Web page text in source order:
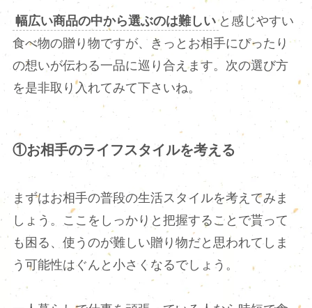
幅広い商品の中から選ぶのは難しい と感じやすい
食べ物の贈り物ですが、きっとお相手にぴったり
の想いが伝わる一品に巡り合えます。次の選び方
を是非取り入れてみて下さいね。
①お相手のライフスタイルを考える
まずはお相手の普段の生活スタイルを考えてみま
しょう。ここをしっかりと把握することで貰って
も困る、使うのが難しい贈り物だと思われてしま
う可能性はぐんと小さくなるでしょう。